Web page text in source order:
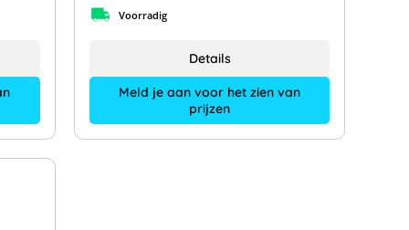
Voorradig
Meld je aan voor het zien van
prijzen
Details